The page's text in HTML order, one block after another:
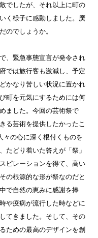
でしたが、それ以上に町の
く様子に感動しました。廣
のでしょうか。
、緊急事態宣言が発令され
では旅行客も激減し、予定
かなり苦しい状況に置かれ
町を元気にするためには何
ました。今回の芸術祭で
る芸術を提供したかったこ
々の心に深く根付くものを
たどり着いた答えが「祭」
ピレーションを得て、高い
の根源的な形が祭なのだと
で自然の恵みに感謝を捧
や疫病が流行した時などに
てきました。そして、その
ための最高のデザインを創